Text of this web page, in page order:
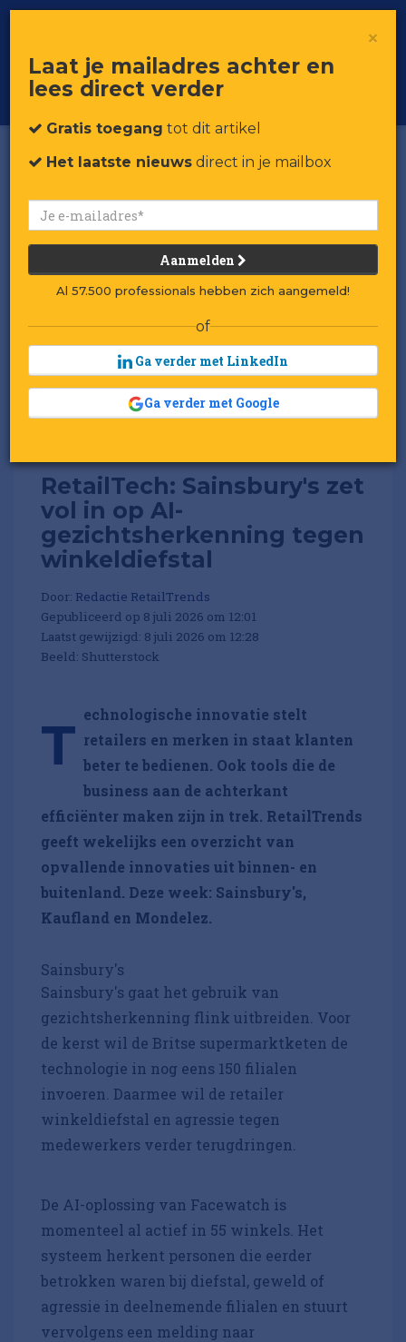
Voor professionals in retail & brands
Toggle
RetailTech: Sainsbury's zet
vol in op AI-
gezichtsherkenning tegen
winkeldiefstal
Door: Redactie RetailTrends
Gepubliceerd op 8 juli 2026 om 12:01
Laatst gewijzigd: 8 juli 2026 om 12:28
Beeld: Shutterstock
T echnologische innovatie stelt
retailers en merken in staat klanten
beter te bedienen. Ook tools die de
business aan de achterkant
efficiënter maken zijn in trek. RetailTrends
geeft wekelijks een overzicht van
opvallende innovaties uit binnen- en
buitenland. Deze week: Sainsbury's,
Kaufland en Mondelez.
Sainsbury's
Sainsbury's gaat het gebruik van
gezichtsherkenning flink uitbreiden. Voor
de kerst wil de Britse supermarktketen de
technologie in nog eens 150 filialen
invoeren. Daarmee wil de retailer
winkeldiefstal en agressie tegen
medewerkers verder terugdringen.
De AI-oplossing van Facewatch is
momenteel al actief in 55 winkels. Het
systeem herkent personen die eerder
betrokken waren bij diefstal, geweld of
agressie in deelnemende filialen en stuurt
vervolgens een melding naar
×
Laat je mailadres achter en
lees direct verder
Gratis toegang tot dit artikel
Het laatste nieuws direct in je mailbox
Aanmelden
Al 57.500 professionals hebben zich aangemeld!
of
Ga verder met LinkedIn
Ga verder met Google